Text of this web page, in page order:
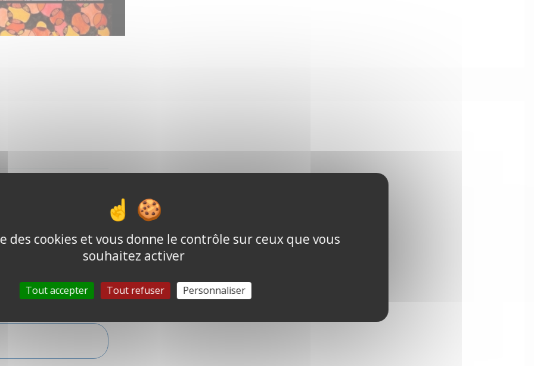
des cookies et vous donne le contrôle sur ceux que vous
souhaitez activer
Tout accepter Tout refuser Personnaliser